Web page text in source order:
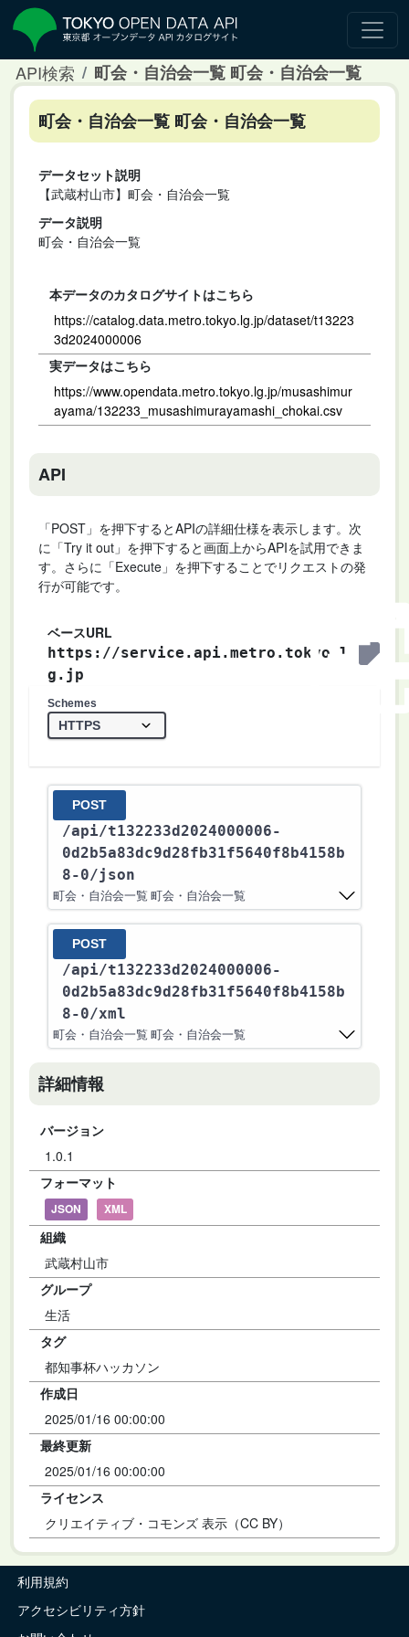
API検索 町会・自治会一覧 町会・自治会一覧
町会・自治会一覧 町会・自治会一覧
データセット説明
【武蔵村山市】町会・自治会一覧
データ説明
町会・自治会一覧
本データのカタログサイトはこちら
https://catalog.data.metro.tokyo.lg.jp/dataset/t13223
3d2024000006
実データはこちら
https://www.opendata.metro.tokyo.lg.jp/musashimur
ayama/132233_musashimurayamashi_chokai.csv
API
「POST」を押下するとAPIの詳細仕様を表示します。次
に「Try it out」を押下すると画面上からAPIを試用できま
す。さらに「Execute」を押下することでリクエストの発
行が可能です。
ベースURL
https://service.api.metro.tokyo.l
g.jp
Schemes
POST
/api/t132233d2024000006-
0d2b5a83dc9d28fb31f5640f8b4158b
8-0/json
町会・自治会一覧 町会・自治会一覧
POST
/api/t132233d2024000006-
0d2b5a83dc9d28fb31f5640f8b4158b
8-0/xml
町会・自治会一覧 町会・自治会一覧
詳細情報
バージョン
1.0.1
フォーマット
JSON XML
組織
武蔵村山市
グループ
生活
タグ
都知事杯ハッカソン
作成日
2025/01/16 00:00:00
最終更新
2025/01/16 00:00:00
ライセンス
クリエイティブ・コモンズ 表示（CC BY）
利用規約
アクセシビリティ方針